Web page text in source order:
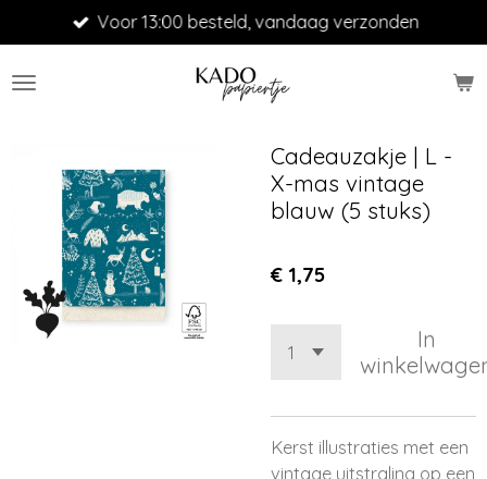
direct
naar
Voor 13:00 besteld, vandaag verzonden
Cadeauzakje | L -
X-mas vintage
blauw (5 stuks)
€ 1,75
In
Kerst illustraties met een
vintage uitstraling op een